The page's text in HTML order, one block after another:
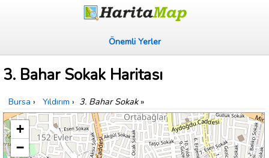
Önemli Yerler
3. Bahar Sokak Haritası
Bursa › Yıldırım › 3. Bahar Sokak»
+
−